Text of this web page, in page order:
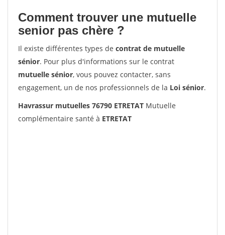
Comment trouver une mutuelle
senior pas chère ?
Il existe différentes types de contrat de mutuelle
sénior. Pour plus d'informations sur le contrat
mutuelle sénior, vous pouvez contacter, sans
engagement, un de nos professionnels de la Loi sénior.
Havrassur mutuelles 76790 ETRETAT Mutuelle
complémentaire santé à ETRETAT